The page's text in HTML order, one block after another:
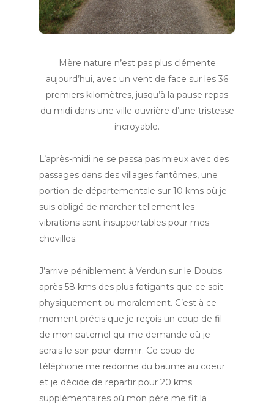
Mère nature n’est pas plus clémente
aujourd’hui, avec un vent de face sur les 36
premiers kilomètres, jusqu’à la pause repas
du midi dans une ville ouvrière d’une tristesse
incroyable.
L’après-midi ne se passa pas mieux avec des
passages dans des villages fantômes, une
portion de départementale sur 10 kms où je
suis obligé de marcher tellement les
vibrations sont insupportables pour mes
chevilles.
J’arrive péniblement à Verdun sur le Doubs
après 58 kms des plus fatigants que ce soit
physiquement ou moralement. C’est à ce
moment précis que je reçois un coup de fil
de mon paternel qui me demande où je
serais le soir pour dormir. Ce coup de
téléphone me redonne du baume au coeur
et je décide de repartir pour 20 kms
supplémentaires où mon père me fit la